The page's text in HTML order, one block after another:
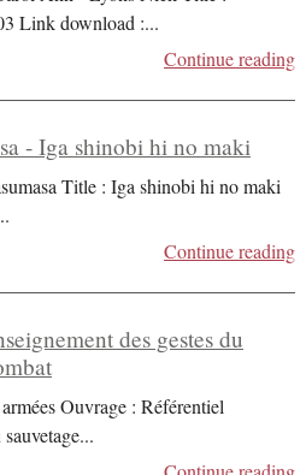
Link download :...
Continue reading
- Iga shinobi hi no maki
Title : Iga shinobi hi no maki
Continue reading
des gestes du
Ouvrage : Référentiel
...